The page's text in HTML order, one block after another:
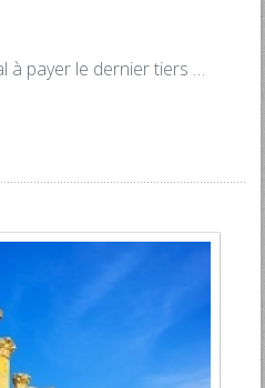
à payer le dernier tiers …